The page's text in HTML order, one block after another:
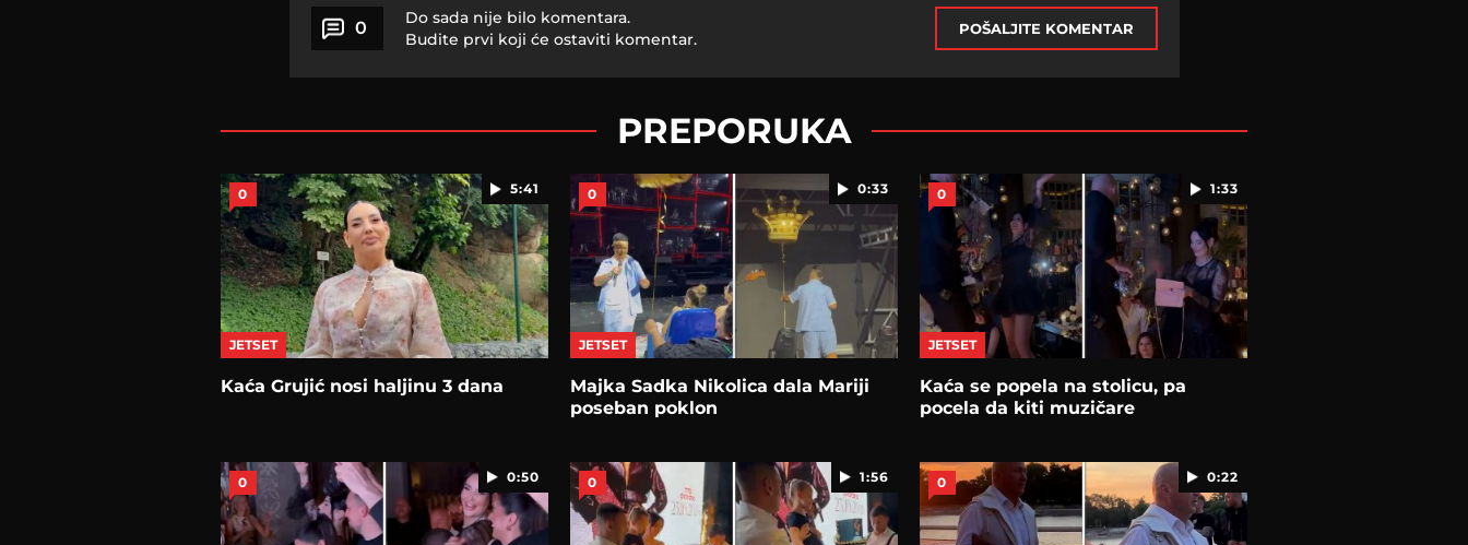
0
Do sada nije bilo komentara.
Budite prvi koji će ostaviti komentar.
POŠALJITE KOMENTAR
PREPORUKA
5:41
0
JETSET
Kaća Grujić nosi haljinu 3 dana
0:33
0
JETSET
Majka Sadka Nikolica dala Mariji
poseban poklon
1:33
0
JETSET
Kaća se popela na stolicu, pa
pocela da kiti muzičare
0:50
0 1:56
0 0:22
0